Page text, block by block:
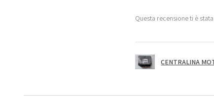
Questa recensione ti è
CENTRALINA